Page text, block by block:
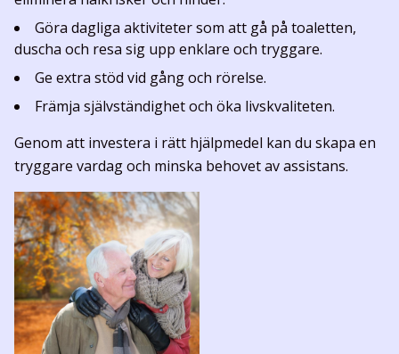
Göra dagliga aktiviteter som att gå på toaletten,
duscha och resa sig upp enklare och tryggare.
Ge extra stöd vid gång och rörelse.
Främja självständighet och öka livskvaliteten.
Genom att investera i rätt hjälpmedel kan du skapa en
tryggare vardag och minska behovet av assistans.